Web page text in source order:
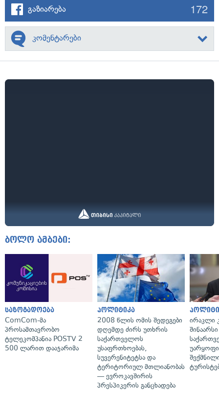
გაზიარება 172
კომენტარები
ბოლო ამბები:
საზოგადოება
ComCom-მა
პროსამთავრობო
ტელეკომპანია POSTV 2
500 ლარით დააჯარიმა
პოლიტიკა
2008 წლის ომის შედეგები
დღემდე ძირს უთხრის
საქართველოს
უსაფრთხოებას,
სუვერენიტეტსა და
ტერიტორიულ მთლიანობას
— ევროკავშირის
პრესპიკერის განცხადება
ირაკლი